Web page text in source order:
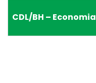
CDL/BH – Economia